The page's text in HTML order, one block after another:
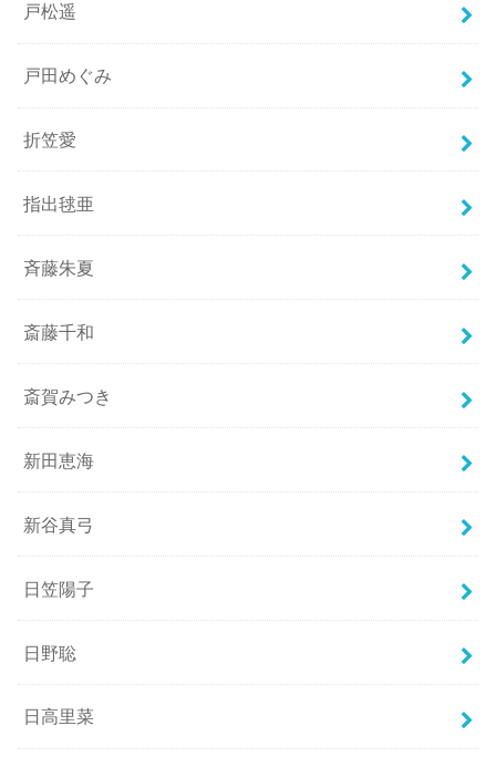
戸松遥
戸田めぐみ
折笠愛
指出毬亜
斉藤朱夏
斎藤千和
斎賀みつき
新田恵海
新谷真弓
日笠陽子
日野聡
日高里菜